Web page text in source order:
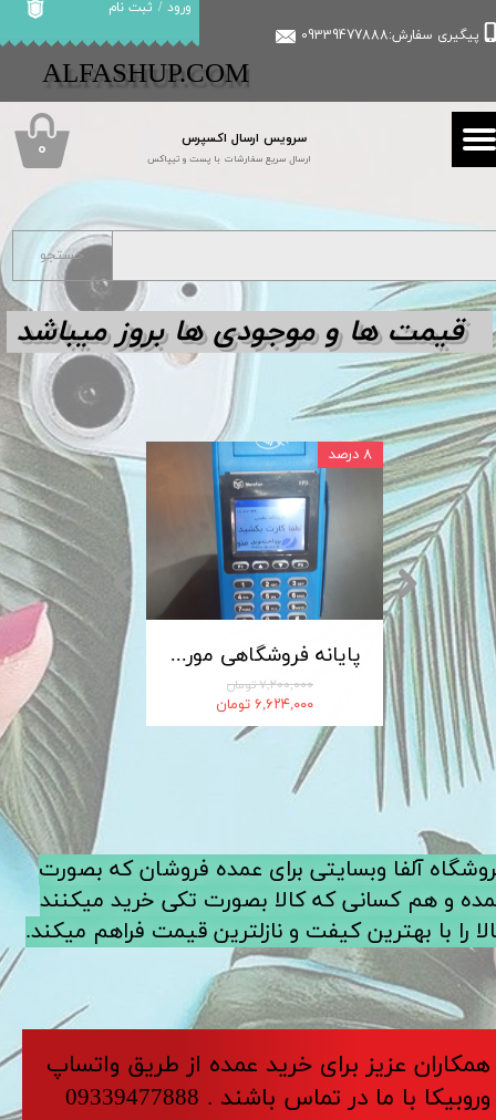
سرویس ارسال اکسپرس
ارسال سریع سفارشات با پست و تیپاکس
پیگیری سفارش:09339477888
ورود / ثبت نام
حساب کاربری من
تغییر گذر واژه
سفارشات
​​ALFASHUP.COM
۰
پایانه فروشگاهی مورفان MoreFun مدل H9
۷,۲۰۰,۰۰۰ تومان
۶,۶۲۴,۰۰۰ تومان
۸ درصد
کابل شارژ MICRO-USB اندروید LDNIO الدینیو مدل XS-07 متراژ 1 متر
جستجو
آلفا وبسایتی برای عمده فروشان که بصورت
و هم کسانی که کالا بصورت تکی خرید میکنند
را با بهترین کیفت و نازلترین قیمت فراهم میکند.
​​​همکاران عزیز برای خرید عمده از طریق واتساپ
وروبیکا با ما در تماس باشند . 09339477888
قیمت ها و موجودی ها بروز میباشد